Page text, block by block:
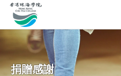
捐贈感謝